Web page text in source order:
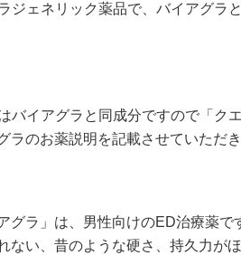
ジェネリック薬品で、バイアグラ
バイアグラと同成分ですので「ク
ラのお薬説明を記載させていただき
グラ」は、男性向けのED治療薬で
ない、昔のような硬さ、持久力が